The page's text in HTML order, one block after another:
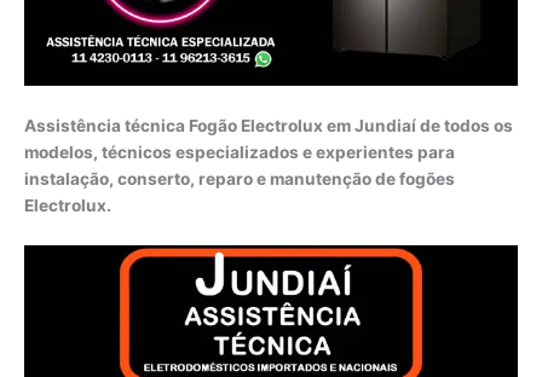
Assistência técnica Fogão Electrolux em Jundiaí de todos os
modelos, técnicos especializados e experientes para
instalação, conserto, reparo e manutenção de fogões
Electrolux.